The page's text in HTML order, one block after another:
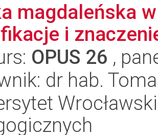
magdaleńska
i
OPUS 26 ,
dr hab.